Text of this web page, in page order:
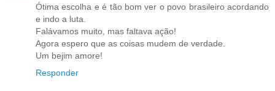
Ótima escolha e é tão bom ver o povo brasileiro acordando
e indo a luta.
Falávamos muito, mas faltava ação!
Agora espero que as coisas mudem de verdade.
Um bejim amore!
Responder